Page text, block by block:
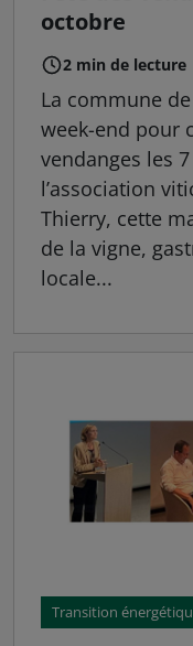
octobre
2 min de lecture
La commune
week-end pour
vendanges les
l’association
Thierry, cette
de la vigne,
locale...
Transition